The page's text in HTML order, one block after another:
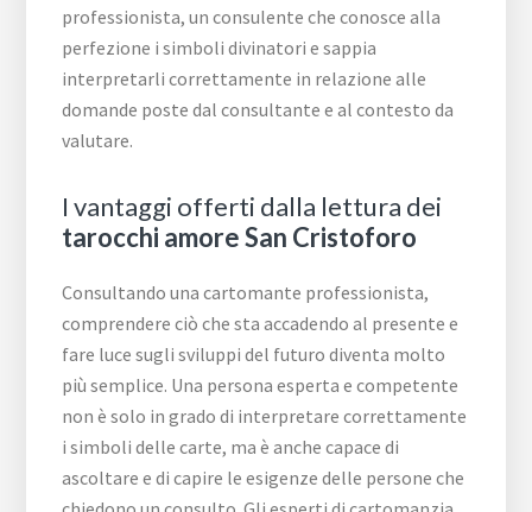
professionista, un consulente che conosce alla
perfezione i simboli divinatori e sappia
interpretarli correttamente in relazione alle
domande poste dal consultante e al contesto da
valutare.
I vantaggi offerti dalla lettura dei
tarocchi amore San Cristoforo
Consultando una cartomante professionista,
comprendere ciò che sta accadendo al presente e
fare luce sugli sviluppi del futuro diventa molto
più semplice. Una persona esperta e competente
non è solo in grado di interpretare correttamente
i simboli delle carte, ma è anche capace di
ascoltare e di capire le esigenze delle persone che